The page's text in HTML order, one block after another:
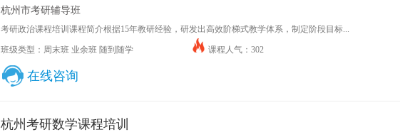
杭州市考研辅导班
考研政治课程培训课程简介根据15年教研经验，研发出高效阶梯式教学体系，制定阶段目标...
班级类型：周末班 业余班 随到随学 课程人气：302
在线咨询
杭州考研数学课程培训